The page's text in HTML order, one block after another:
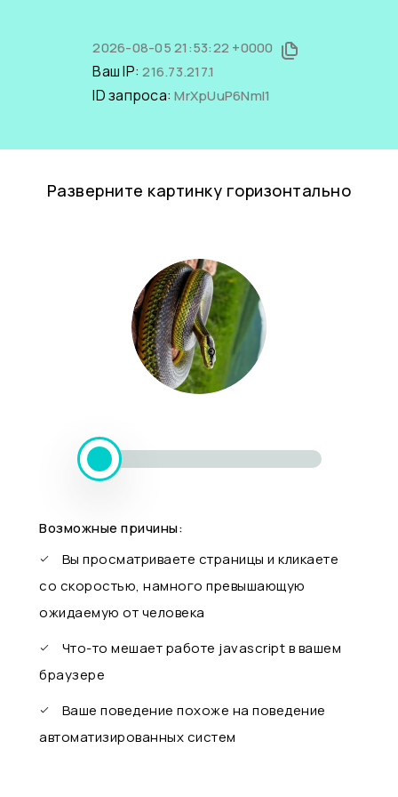
2026-08-05 21:53:22 +0000
Ваш IP:216.73.217.1
ID запроса:MrXpUuP6NmI1
Разверните картинку горизонтально
Возможные причины:
Вы просматриваете страницы и кликаете
со скоростью, намного превышающую
ожидаемую от человека
Что-то мешает работе javascript в вашем
браузере
Ваше поведение похоже на поведение
автоматизированных систем